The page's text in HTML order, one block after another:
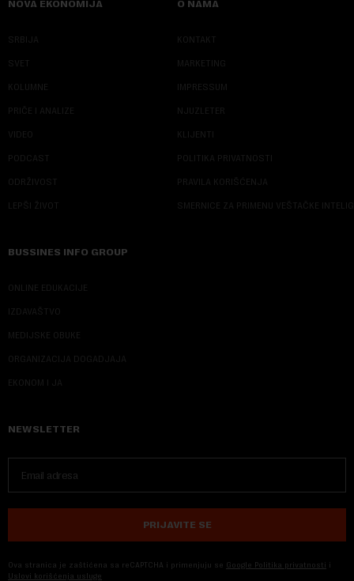
NOVA EKONOMIJA
SRBIJA
SVET
KOLUMNE
PRIČE I ANALIZE
VIDEO
PODCAST
ODRŽIVOST
LEPŠI ŽIVOT
O NAMA
KONTAKT
MARKETING
IMPRESSUM
NJUZLETER
KLIJENTI
POLITIKA PRIVATNOSTI
PRAVILA KORIŠĆENJA
SMERNICE ZA PRIMENU VEŠTAČKE
BUSSINES INFO GROUP
ONLINE EDUKACIJE
IZDAVAŠTVO
MEDIJSKE OBUKE
ORGANIZACIJA DOGADJAJA
EKONOM I JA
NEWSLETTER
PRIJAVITE SE
Ova stranica je zaštićena sa reCAPTCHA i primenjuju se Google Politika privatnosti i
Uslovi korišćenja usluge